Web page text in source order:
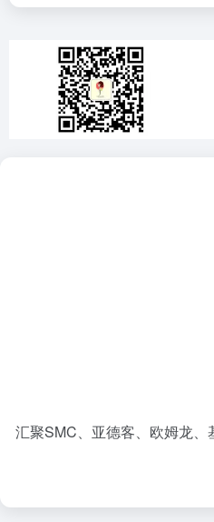
汇聚SMC、亚德客、欧姆龙、